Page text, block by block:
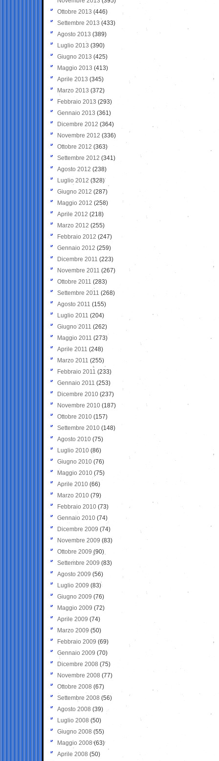
Ottobre 2013 (446)
Settembre 2013 (433)
Agosto 2013 (389)
Luglio 2013 (390)
Giugno 2013 (425)
Maggio 2013 (413)
Aprile 2013 (345)
Marzo 2013 (372)
Febbraio 2013 (293)
Gennaio 2013 (361)
Dicembre 2012 (364)
Novembre 2012 (336)
Ottobre 2012 (363)
Settembre 2012 (341)
Agosto 2012 (238)
Luglio 2012 (328)
Giugno 2012 (287)
Maggio 2012 (258)
Aprile 2012 (218)
Marzo 2012 (255)
Febbraio 2012 (247)
Gennaio 2012 (259)
Dicembre 2011 (223)
Novembre 2011 (267)
Ottobre 2011 (283)
Settembre 2011 (268)
Agosto 2011 (155)
Luglio 2011 (204)
Giugno 2011 (262)
Maggio 2011 (273)
Aprile 2011 (248)
Marzo 2011 (255)
Febbraio 2011 (233)
Gennaio 2011 (253)
Dicembre 2010 (237)
Novembre 2010 (187)
Ottobre 2010 (157)
Settembre 2010 (148)
Agosto 2010 (75)
Luglio 2010 (86)
Giugno 2010 (76)
Maggio 2010 (75)
Aprile 2010 (66)
Marzo 2010 (79)
Febbraio 2010 (73)
Gennaio 2010 (74)
Dicembre 2009 (74)
Novembre 2009 (83)
Ottobre 2009 (90)
Settembre 2009 (83)
Agosto 2009 (56)
Luglio 2009 (83)
Giugno 2009 (76)
Maggio 2009 (72)
Aprile 2009 (74)
Marzo 2009 (50)
Febbraio 2009 (69)
Gennaio 2009 (70)
Dicembre 2008 (75)
Novembre 2008 (77)
Ottobre 2008 (67)
Settembre 2008 (56)
Agosto 2008 (39)
Luglio 2008 (50)
Giugno 2008 (55)
Maggio 2008(63)
Aprile 2008 (50)